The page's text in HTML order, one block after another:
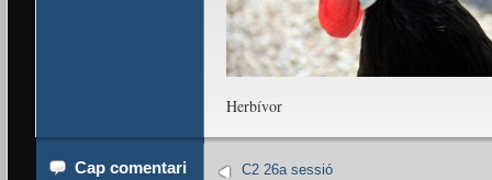
Herbívor
Cap comentari C2 26a sessió